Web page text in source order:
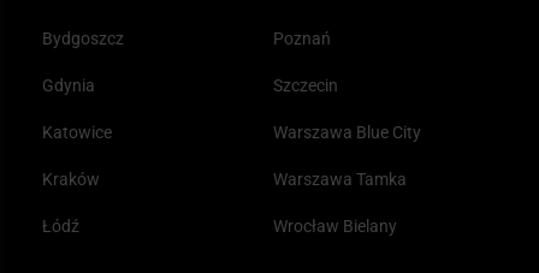
Bydgoszcz
Gdynia
Katowice
Kraków
Łódź
Poznań
Szczecin
Warszawa Blue City
Warszawa Tamka
Wrocław Bielany